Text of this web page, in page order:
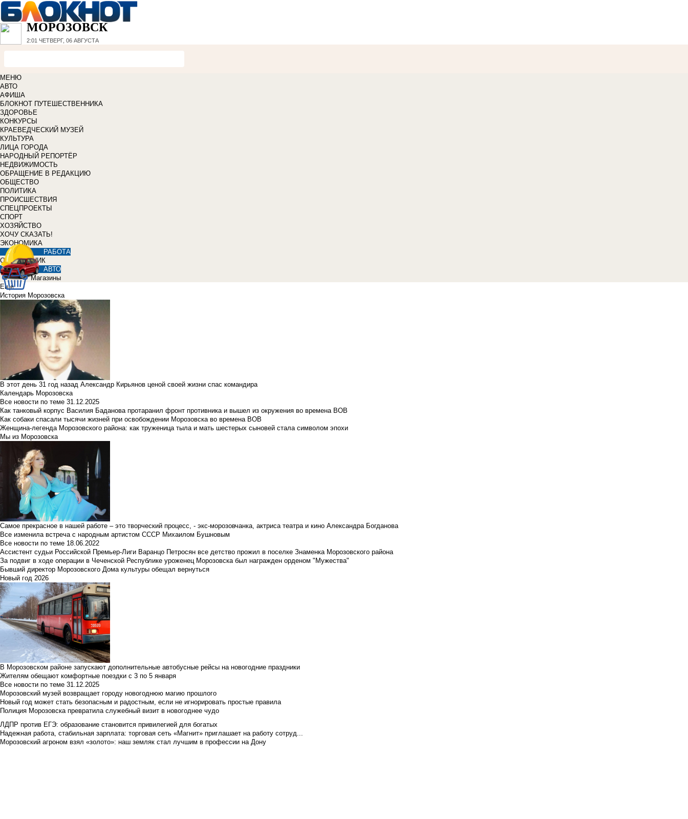
МОРОЗОВСК
2:01 ЧЕТВЕРГ, 06 АВГУСТА
МЕНЮ
АВТО
АФИША
БЛОКНОТ ПУТЕШЕСТВЕННИКА
ЗДОРОВЬЕ
КОНКУРСЫ
КРАЕВЕДЧЕСКИЙ МУЗЕЙ
КУЛЬТУРА
ЛИЦА ГОРОДА
НАРОДНЫЙ РЕПОРТЁР
НЕДВИЖИМОСТЬ
ОБРАЩЕНИЕ В РЕДАКЦИЮ
ОБЩЕСТВО
ПОЛИТИКА
ПРОИСШЕСТВИЯ
СПЕЦПРОЕКТЫ
СПОРТ
ХОЗЯЙСТВО
ХОЧУ СКАЗАТЬ!
ЭКОНОМИКА
РАБОТА
СПРАВОЧНИК
АВТО
Магазины
Еще
История Морозовска
В этот день 31 год назад Александр Кирьянов ценой своей жизни спас командира
Календарь Морозовска
Все новости по теме 31.12.2025
Как танковый корпус Василия Баданова протаранил фронт противника и вышел из окружения во времена ВОВ
Как собаки спасали тысячи жизней при освобождении Морозовска во времена ВОВ
Женщина-легенда Морозовского района: как труженица тыла и мать шестерых сыновей стала символом эпохи
Мы из Морозовска
Самое прекрасное в нашей работе – это творческий процесс, - экс-морозовчанка, актриса театра и кино Александра Богданова
Все изменила встреча с народным артистом СССР Михаилом Бушновым
Все новости по теме 18.06.2022
Ассистент судьи Российской Премьер-Лиги Варанцо Петросян все детство прожил в поселке Знаменка Морозовского района
За подвиг в ходе операции в Чеченской Республике уроженец Морозовска был награжден орденом "Мужества"
Бывший директор Морозовского Дома культуры обещал вернуться
Новый год 2026
В Морозовском районе запускают дополнительные автобусные рейсы на новогодние праздники
Жителям обещают комфортные поездки с 3 по 5 января
Все новости по теме 31.12.2025
Морозовский музей возвращает городу новогоднюю магию прошлого
Новый год может стать безопасным и радостным, если не игнорировать простые правила
Полиция Морозовска превратила служебный визит в новогоднее чудо
ЛДПР против ЕГЭ: образование становится привилегией для богатых
Надежная работа, стабильная зарплата: торговая сеть «Магнит» приглашает на работу сотруд...
Морозовский агроном взял «золото»: наш земляк стал лучшим в профессии на Дону